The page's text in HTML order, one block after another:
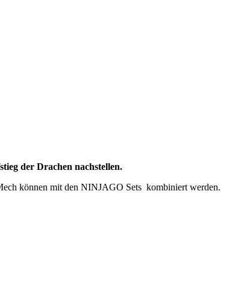
der Drachen nachstellen.
können mit den NINJAGO Sets kombiniert werden.